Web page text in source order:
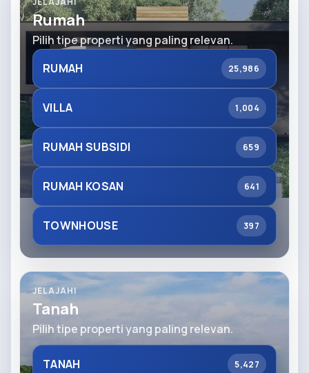
Rumah
Pilih tipe properti yang paling relevan.
RUMAH
25,986
VILLA 1,004
RUMAH SUBSIDI 659
RUMAH KOSAN 641
TOWNHOUSE 397
JELAJAHI
Tanah
Pilih tipe properti yang paling relevan.
TANAH 5,427